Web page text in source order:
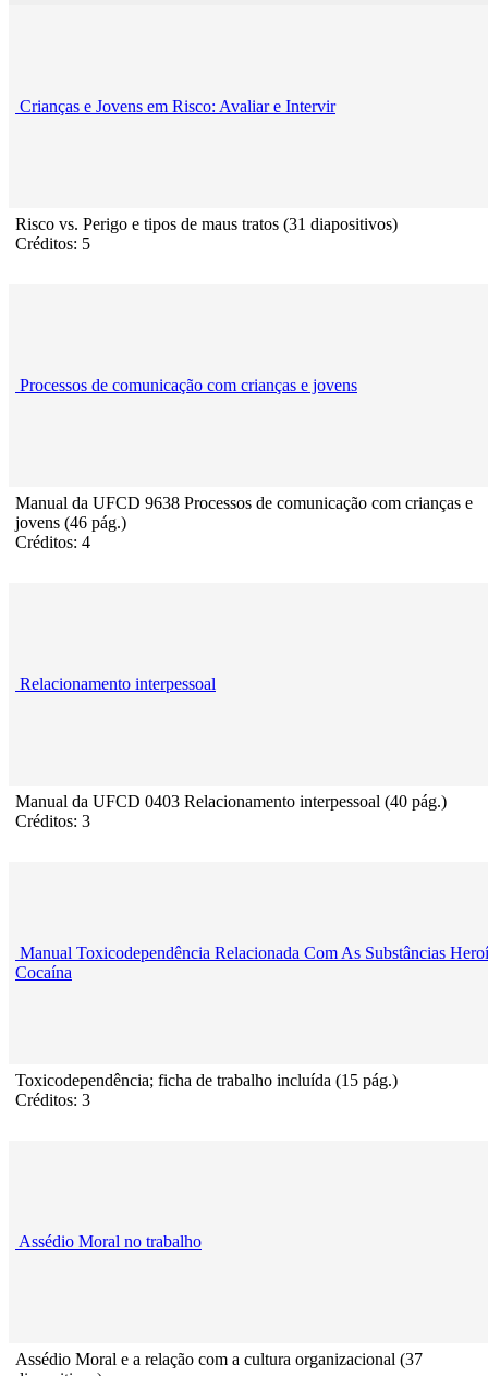
Crianças e Jovens em Risco: Avaliar e Intervir
Risco vs. Perigo e tipos de maus tratos (31 diapositivos)
Créditos: 5
Processos de comunicação com crianças e jovens
Manual da UFCD 9638 Processos de comunicação com crianças e
jovens (46 pág.)
Créditos: 4
Relacionamento interpessoal
Manual da UFCD 0403 Relacionamento interpessoal (40 pág.)
Créditos: 3
Manual Toxicodependência Relacionada Com As Substâncias
Cocaína
Toxicodependência; ficha de trabalho incluída (15 pág.)
Créditos: 3
Assédio Moral no trabalho
Assédio Moral e a relação com a cultura organizacional (37